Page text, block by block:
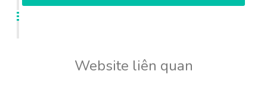
Website liên quan